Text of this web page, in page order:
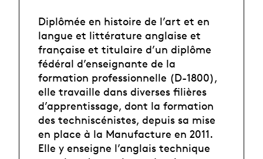
Diplômée en histoire de l’art et en
langue et littérature anglaise et
française et titulaire d’un diplôme
fédéral d’enseignante de la
formation professionnelle (D-1800),
elle travaille dans diverses filières
d’apprentissage, dont la formation
des techniscénistes, depuis sa mise
en place à la Manufacture en 2011.
Elle y enseigne l’anglais technique